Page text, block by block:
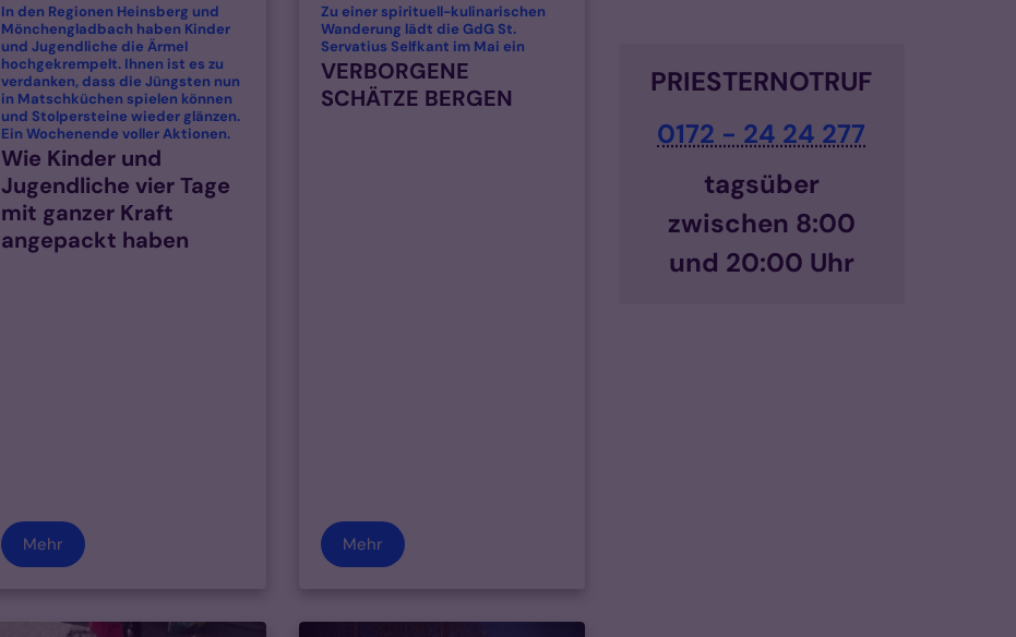
In den Regionen Heinsberg und
Mönchengladbach haben Kinder
und Jugendliche die Ärmel
hochgekrempelt. Ihnen ist es zu
verdanken, dass die Jüngsten nun
in Matschküchen spielen können
und Stolpersteine wieder glänzen.
Ein Wochenende voller Aktionen.:
Wie Kinder und
Jugendliche vier Tage
mit ganzer Kraft
angepackt haben
Mehr
Zu einer spirituell-kulinarischen
Wanderung lädt die GdG St.
Servatius Selfkant im Mai ein:
VERBORGENE
SCHÄTZE BERGEN
Mehr
PRIESTERNOTRUF
0172 - 24 24 277
tagsüber
zwischen 8:00
und 20:00 Uhr